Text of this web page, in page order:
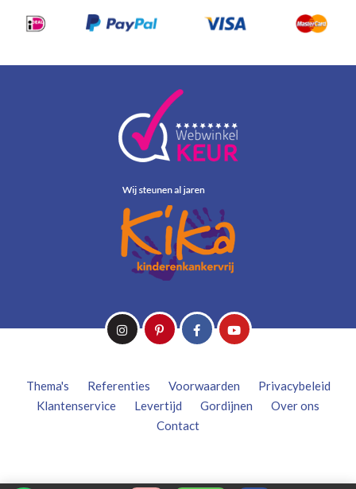
Thema's Referenties Voorwaarden
Privacybeleid
Klantenservice
Levertijd Gordijnen
Over ons
Contact